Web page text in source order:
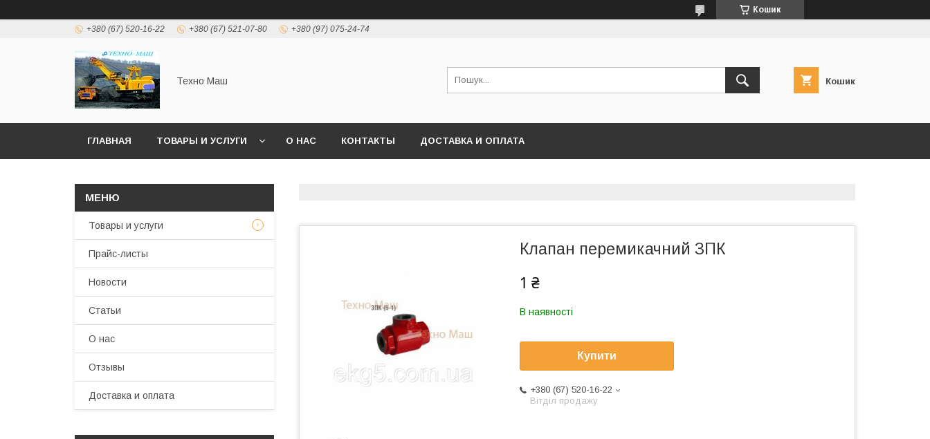
Кошик
+380 (67) 520-16-22 +380 (67) 521-07-80 +380 (97) 075-24-74
Техно Маш Кошик
ГЛАВНАЯ ТОВАРЫ И УСЛУГИ О НАС КОНТАКТЫ ДОСТАВКА И ОПЛАТА
Клапан перемикачний ЗПК
1 ₴
В наявності
Купити
+380 (67) 520-16-22
Вітділ продажу
Товары и услуги
Прайс-листы
Новости
Статьи
О нас
Отзывы
Доставка и оплата